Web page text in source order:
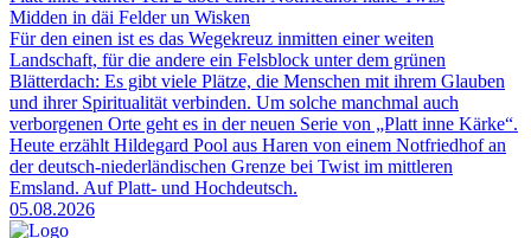
Midden in däi Felder un Wisken
Für den einen ist es das Wegekreuz inmitten einer weiten
Landschaft, für die andere ein Felsblock unter dem grünen
Blätterdach: Es gibt viele Plätze, die Menschen mit ihrem Glauben
und ihrer Spiritualität verbinden. Um solche manchmal auch
verborgenen Orte geht es in der neuen Serie von „Platt inne Kärke“.
Heute erzählt Hildegard Pool aus Haren von einem Notfriedhof an
der deutsch-niederländischen Grenze bei Twist im mittleren
Emsland. Auf Platt- und Hochdeutsch.
05.08.2026